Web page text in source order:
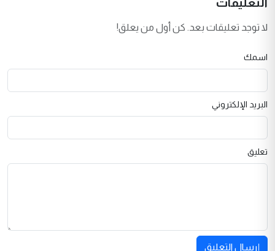
لا توجد تعليقات بعد. كن أول من يعلق!
اسمك
البريد الإلكتروني
تعليق
إرسال التعليق